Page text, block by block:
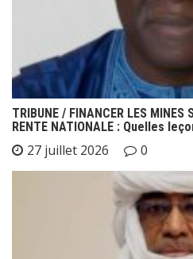
TRIBUNE / FINANCER LES MINES
RENTE NATIONALE : Quelles
27 juillet 2026 0